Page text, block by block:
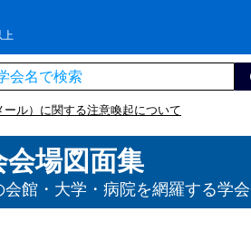
上
ール）に関する注意喚起について
会場図面集
会館・大学・病院を網羅する学